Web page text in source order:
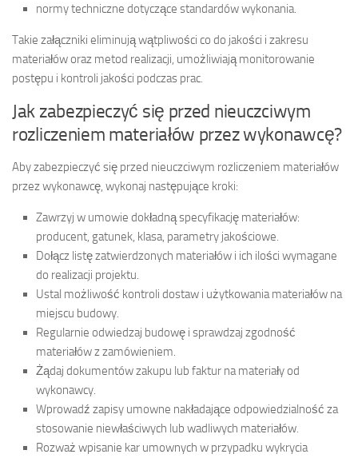
normy techniczne dotyczące standardów wykonania.
Takie załączniki eliminują wątpliwości co do jakości i zakresu
materiałów oraz metod realizacji, umożliwiają monitorowanie
postępu i kontroli jakości podczas prac.
Jak zabezpieczyć się przed nieuczciwym
rozliczeniem materiałów przez wykonawcę?
Aby zabezpieczyć się przed nieuczciwym rozliczeniem materiałów
przez wykonawcę, wykonaj następujące kroki:
Zawrzyj w umowie dokładną specyfikację materiałów:
producent, gatunek, klasa, parametry jakościowe.
Dołącz listę zatwierdzonych materiałów i ich ilości wymagane
do realizacji projektu.
Ustal możliwość kontroli dostaw i użytkowania materiałów na
miejscu budowy.
Regularnie odwiedzaj budowę i sprawdzaj zgodność
materiałów z zamówieniem.
Żądaj dokumentów zakupu lub faktur na materiały od
wykonawcy.
Wprowadź zapisy umowne nakładające odpowiedzialność za
stosowanie niewłaściwych lub wadliwych materiałów.
Rozważ wpisanie kar umownych w przypadku wykrycia